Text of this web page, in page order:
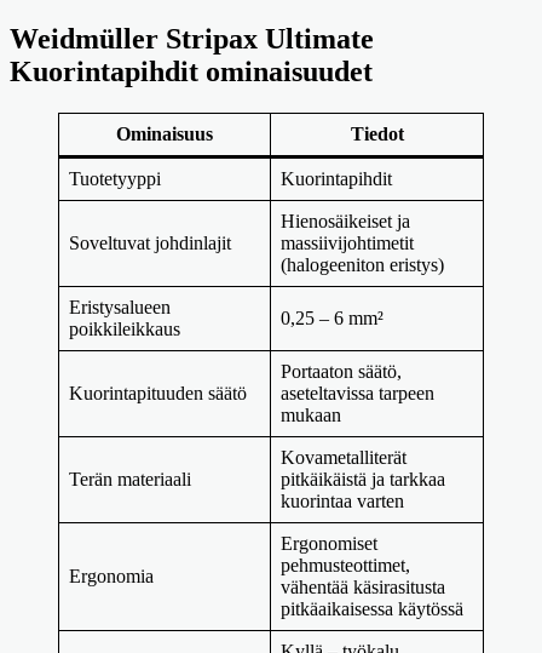
Weidmüller Stripax Ultimate
Kuorintapihdit ominaisuudet
Ominaisuus Tiedot
Tuotetyyppi Kuorintapihdit
Soveltuvat johdinlajit
Hienosäikeiset ja
massiivijohtimetit
(halogeeniton eristys)
Eristysalueen
poikkileikkaus
0,25 – 6 mm²
Kuorintapituuden säätö
Portaaton säätö,
aseteltavissa tarpeen
mukaan
Terän materiaali
Kovametalliterät
pitkäikäistä ja tarkkaa
kuorintaa varten
Ergonomia
Ergonomiset
pehmusteottimet,
vähentää käsirasitusta
pitkäaikaisessa käytössä